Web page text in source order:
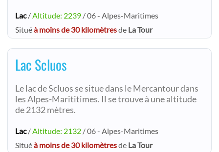
Lac/ Altitude: 2239 / 06 - Alpes-Maritimes
Situéà moins de 30 kilomètresde La Tour
Lac Scluos
Le lac de Scluos se situe dans le Mercantour dans
les Alpes-Marititimes. Il se trouve à une altitude
de 2132 mètres.
Lac/ Altitude: 2132 / 06 - Alpes-Maritimes
Situéà moins de 30 kilomètresde La Tour